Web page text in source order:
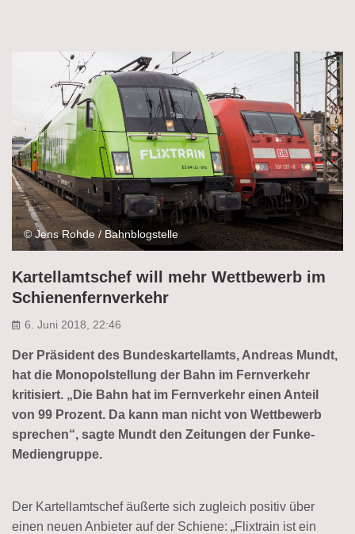
© Jens Rohde / Bahnblogstelle
Kartellamtschef will mehr Wettbewerb im
Schienenfernverkehr
6. Juni 2018, 22:46
Der Präsident des Bundeskartellamts, Andreas Mundt,
hat die Monopolstellung der Bahn im Fernverkehr
kritisiert. „Die Bahn hat im Fernverkehr einen Anteil
von 99 Prozent. Da kann man nicht von Wettbewerb
sprechen“, sagte Mundt den Zeitungen der Funke-
Mediengruppe.
Der Kartellamtschef äußerte sich zugleich positiv über
einen neuen Anbieter auf der Schiene: „Flixtrain ist ein